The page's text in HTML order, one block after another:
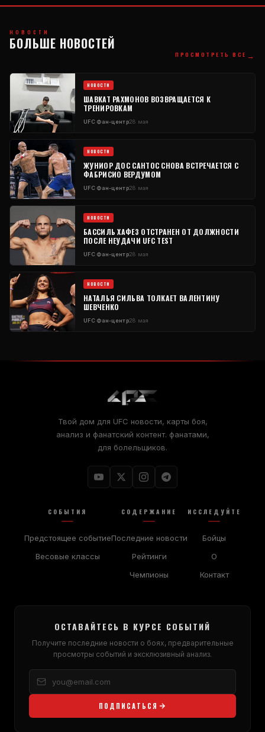
НОВОСТИ
БОЛЬШЕ НОВОСТЕЙ
ПРОСМОТРЕТЬ ВСЕ →
НОВОСТИ
ШАВКАТ РАХМОНОВ ВОЗВРАЩАЕТСЯ К
ТРЕНИРОВКАМ
UFCФан-центр28 мая
НОВОСТИ
ЖУНИОР ДОС САНТОС СНОВА ВСТРЕЧАЕТСЯ С
ФАБРИСИО ВЕРДУМОМ
UFCФан-центр28 мая
НОВОСТИ
БАССИЛЬ ХАФЕЗ ОТСТРАНЕН ОТ ДОЛЖНОСТИ
ПОСЛЕ НЕУДАЧИ UFC TEST
UFCФан-центр28 мая
НОВОСТИ
НАТАЛЬЯ СИЛЬВА ТОЛКАЕТ ВАЛЕНТИНУ
ШЕВЧЕНКО
UFCФан-центр28 мая
Твой дом для UFC новости, карты боя,
анализ и фанатский контент. фанатами,
для болельщиков.
СОБЫТИЯ
Предстоящее событие
Весовые классы
СОДЕРЖАНИЕ
Последние новости
Рейтинги
Чемпионы
ИССЛЕДУЙТЕ
Бойцы
О
Контакт
ОСТАВАЙТЕСЬ В КУРСЕ СОБЫТИЙ
Получите последние новости о боях, предварительные
просмотры событий и эксклюзивный анализ.
ПОДПИСАТЬСЯ